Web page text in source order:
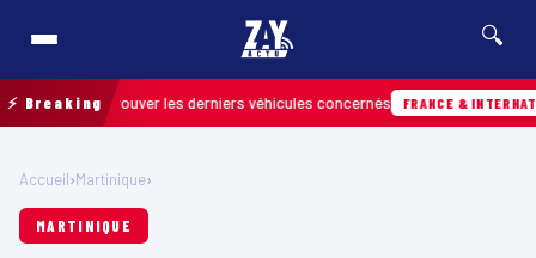
🔍
⚡ Breaking
retrouver les derniers véhicules concernés FRANCE & INTERNATIONALE
Accueil›Martinique›
MARTINIQUE